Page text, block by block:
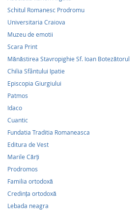
Schitul Romanesc Prodromu
Universitaria Craiova
Muzeu de emotii
Scara Print
Mănăstirea Stavropighie Sf. Ioan Botezătorul
Chilia Sfântului Ipatie
Episcopia Giurgiului
Patmos
Idaco
Cuantic
Fundatia Traditia Romaneasca
Editura de Vest
Marile Cărți
Prodromos
Familia ortodoxă
Credinţa ortodoxă
Lebada neagra